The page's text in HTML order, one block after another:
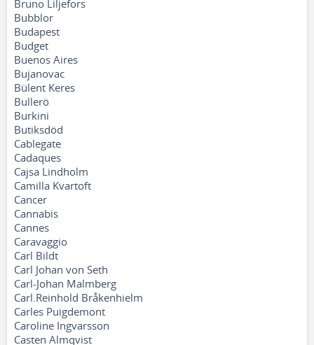
Bruno Liljefors
Bubblor
Budapest
Budget
Buenos Aires
Bujanovac
Bülent Keres
Bullerö
Burkini
Butiksdöd
Cablegate
Cadaques
Cajsa Lindholm
Camilla Kvartoft
Cancer
Cannabis
Cannes
Caravaggio
Carl Bildt
Carl Johan von Seth
Carl-Johan Malmberg
Carl.Reinhold Bråkenhielm
Carles Puigdemont
Caroline Ingvarsson
Casten Almqvist